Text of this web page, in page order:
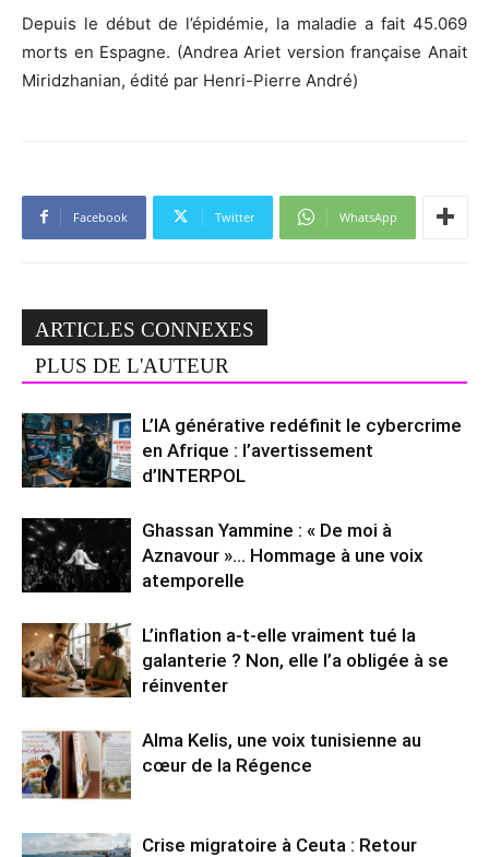
Depuis le début de l’épidémie, la maladie a fait 45.069
morts en Espagne. (Andrea Ariet version française Anait
Miridzhanian, édité par Henri-Pierre André)
Facebook Twitter WhatsApp
ARTICLES CONNEXES
PLUS DE L'AUTEUR
L’IA générative redéfinit le cybercrime
en Afrique : l’avertissement
d’INTERPOL
Ghassan Yammine : « De moi à
Aznavour »… Hommage à une voix
atemporelle
L’inflation a-t-elle vraiment tué la
galanterie ? Non, elle l’a obligée à se
réinventer
Alma Kelis, une voix tunisienne au
cœur de la Régence
Crise migratoire à Ceuta : Retour